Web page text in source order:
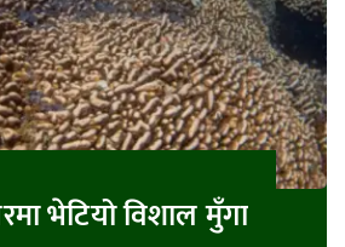
भेटियो विशाल मुँगा